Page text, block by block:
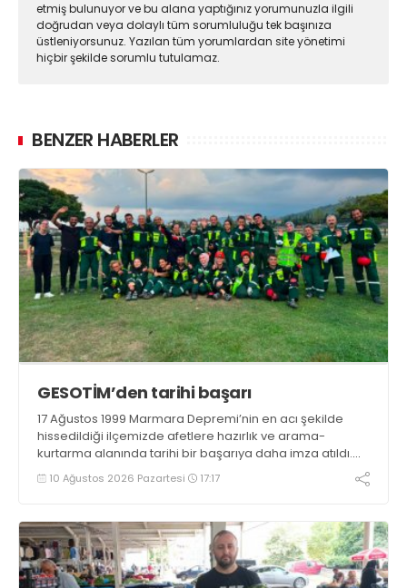
etmiş bulunuyor ve bu alana yaptığınız yorumunuzla ilgili
doğrudan veya dolaylı tüm sorumluluğu tek başınıza
üstleniyorsunuz. Yazılan tüm yorumlardan site yönetimi
hiçbir şekilde sorumlu tutulamaz.
BENZER HABERLER
GESOTİM’den tarihi başarı
17 Ağustos 1999 Marmara Depremi’nin en acı şekilde
hissedildiği ilçemizde afetlere hazırlık ve arama-
kurtarma alanında tarihi bir başarıya daha imza atıldı.
Gölcük Arama Kurtarma Derneği (GESOTİM),
bünyesindeki 4. arama-kurtarma ekibinin akreditasyon
10 Ağustos 2026 Pazartesi 17:17